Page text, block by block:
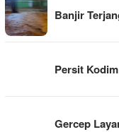
Banjir
Persit
Gercep